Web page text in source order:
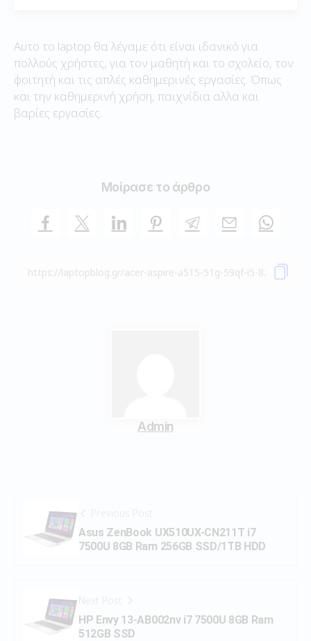
Αυτο το laptop θα λέγαμε ότι είναι ιδανικό για
πολλούς χρήστες, για τον μαθητή και το σχολείο, τον
φοιτητή και τις απλές καθημερινές εργασίες. Όπως
και την καθημερινή χρήση, παιχνίδια αλλα και
βαρίες εργασίες.
Μοίρασε το άρθρο
Admin
Previous Post
Asus ZenBook UX510UX-CN211T i7
7500U 8GB Ram 256GB SSD/1TB HDD
Next Post
HP Envy 13-AB002nv i7 7500U 8GB Ram
512GB SSD